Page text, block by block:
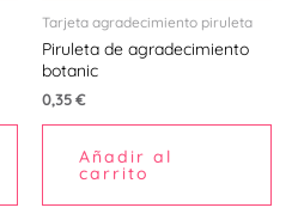
Tarjeta agradecimiento piruleta
Piruleta de agradecimiento
botanic
0,35€
Añadir al
carrito